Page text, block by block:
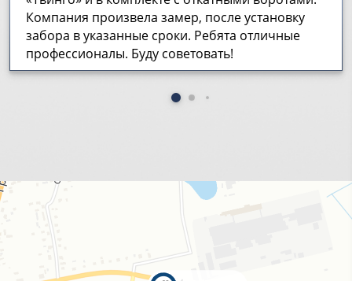
Компания произвела замер, после установку
забора в указанные сроки. Ребята отличные
профессионалы. Буду советовать!